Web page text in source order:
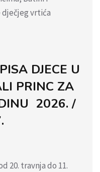
vrtića
DJECE U
PRINC ZA
2026. /
20. travnja do 11.